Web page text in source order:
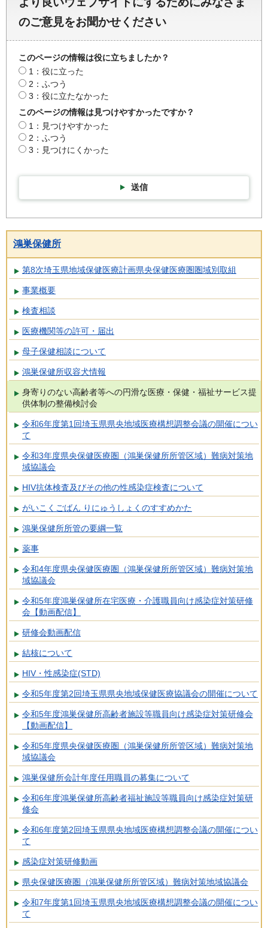
のご意見をお聞かせください
このページの情報は役に立ちましたか？
1：役に立った
2：ふつう
3：役に立たなかった
このページの情報は見つけやすかったですか？
1：見つけやすかった
2：ふつう
3：見つけにくかった
送信
鴻巣保健所
第8次埼玉県地域保健医療計画県央保健医療圏圏域別取組
事業概要
検査相談
医療機関等の許可・届出
母子保健相談について
鴻巣保健所収容犬情報
身寄りのない高齢者等への円滑な医療・保健・福祉サービス提
供体制の整備検討会
令和6年度第1回埼玉県県央地域医療構想調整会議の開催につい
て
令和3年度県央保健医療圏（鴻巣保健所所管区域）難病対策地
域協議会
HIV抗体検査及びその他の性感染症検査について
がいこくごばん りにゅうしょくのすすめかた
鴻巣保健所所管の要綱一覧
薬事
令和4年度県央保健医療圏（鴻巣保健所所管区域）難病対策地
域協議会
令和5年度鴻巣保健所在宅医療・介護職員向け感染症対策研修
会【動画配信】
研修会動画配信
結核について
HIV・性感染症(STD)
令和5年度第2回埼玉県県央地域保健医療協議会の開催について
令和5年度鴻巣保健所高齢者施設等職員向け感染症対策研修会
【動画配信】
令和5年度県央保健医療圏（鴻巣保健所所管区域）難病対策地
域協議会
鴻巣保健所会計年度任用職員の募集について
令和6年度鴻巣保健所高齢者福祉施設等職員向け感染症対策研
修会
令和6年度第2回埼玉県県央地域医療構想調整会議の開催につい
て
感染症対策研修動画
県央保健医療圏（鴻巣保健所所管区域）難病対策地域協議会
令和7年度第1回埼玉県県央地域医療構想調整会議の開催につい
て